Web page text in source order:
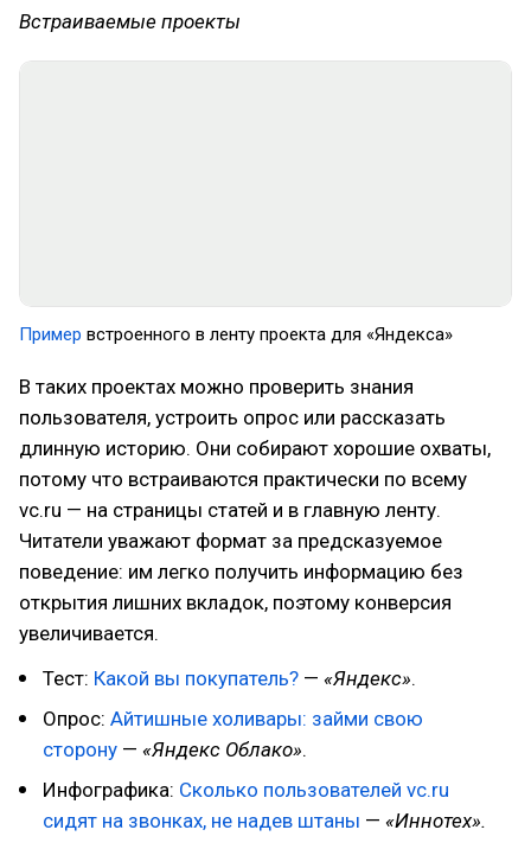
Встраиваемые проекты
Пример встроенного в ленту проекта для «Яндекса»
В таких проектах можно проверить знания
пользователя, устроить опрос или рассказать
длинную историю. Они собирают хорошие охваты,
потому что встраиваются практически по всему
vc.ru — на страницы статей и в главную ленту.
Читатели уважают формат за предсказуемое
поведение: им легко получить информацию без
открытия лишних вкладок, поэтому конверсия
увеличивается.
Тест: Какой вы покупатель? — «Яндекс».
Опрос: Айтишные холивары: займи свою
сторону — «Яндекс Облако».
Инфографика: Сколько пользователей vc.ru
сидят на звонках, не надев штаны — «Иннотех».